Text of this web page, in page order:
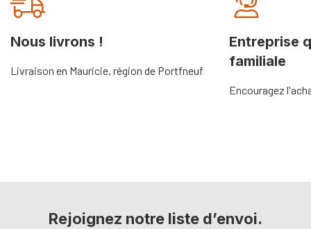
Nous livrons !
Livraison en Mauricie, région de Portfneuf
Entreprise
familiale
Encouragez
Rejoignez notre liste d’envoi.